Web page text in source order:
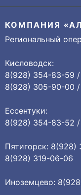
КОМПАНИЯ
Региональный
Кисловодск:
8(928) 354-83-59
8(928) 305-90-00
Ессентуки:
8(928) 354-83-52
Пятигорск:
8(928) 319-06-06
Иноземцево: